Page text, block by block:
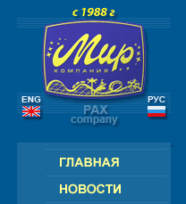
- ЕВРОПА -